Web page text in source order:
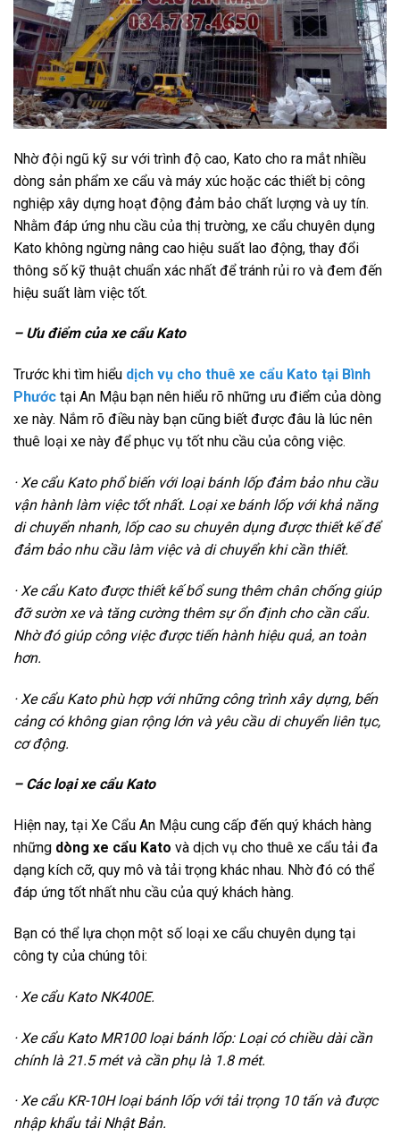
Nhờ đội ngũ kỹ sư với trình độ cao, Kato cho ra mắt nhiều
dòng sản phẩm xe cẩu và máy xúc hoặc các thiết bị công
nghiệp xây dựng hoạt động đảm bảo chất lượng và uy tín.
Nhằm đáp ứng nhu cầu của thị trường, xe cẩu chuyên dụng
Kato không ngừng nâng cao hiệu suất lao động, thay đổi
thông số kỹ thuật chuẩn xác nhất để tránh rủi ro và đem đến
hiệu suất làm việc tốt.
– Ưu điểm của xe cẩu Kato
Trước khi tìm hiểu dịch vụ cho thuê xe cẩu Kato tại Bình
Phước tại An Mậu bạn nên hiểu rõ những ưu điểm của dòng
xe này. Nắm rõ điều này bạn cũng biết được đâu là lúc nên
thuê loại xe này để phục vụ tốt nhu cầu của công việc.
· Xe cẩu Kato phổ biến với loại bánh lốp đảm bảo nhu cầu
vận hành làm việc tốt nhất. Loại xe bánh lốp với khả năng
di chuyển nhanh, lốp cao su chuyên dụng được thiết kế để
đảm bảo nhu cầu làm việc và di chuyển khi cần thiết.
· Xe cẩu Kato được thiết kế bổ sung thêm chân chống giúp
đỡ sườn xe và tăng cường thêm sự ổn định cho cần cẩu.
Nhờ đó giúp công việc được tiến hành hiệu quả, an toàn
hơn.
· Xe cẩu Kato phù hợp với những công trình xây dựng, bến
cảng có không gian rộng lớn và yêu cầu di chuyển liên tục,
cơ động.
– Các loại xe cẩu Kato
Hiện nay, tại Xe Cẩu An Mậu cung cấp đến quý khách hàng
những dòng xe cẩu Kato và dịch vụ cho thuê xe cẩu tải đa
dạng kích cỡ, quy mô và tải trọng khác nhau. Nhờ đó có thể
đáp ứng tốt nhất nhu cầu của quý khách hàng.
Bạn có thể lựa chọn một số loại xe cẩu chuyên dụng tại
công ty của chúng tôi:
· Xe cẩu Kato NK400E.
· Xe cẩu Kato MR100 loại bánh lốp: Loại có chiều dài cần
chính là 21.5 mét và cần phụ là 1.8 mét.
· Xe cẩu KR-10H loại bánh lốp với tải trọng 10 tấn và được
nhập khẩu tải Nhật Bản.